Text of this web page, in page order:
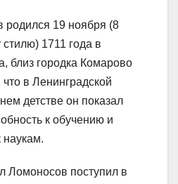
родился 19 ноября (8
1711 года в
близ городка Комарово
в Ленинградской
детстве он показал
к обучению и
наукам.
Ломоносов поступил в